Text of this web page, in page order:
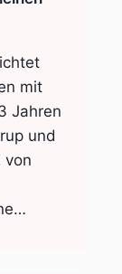
mit
Jahren
und
von